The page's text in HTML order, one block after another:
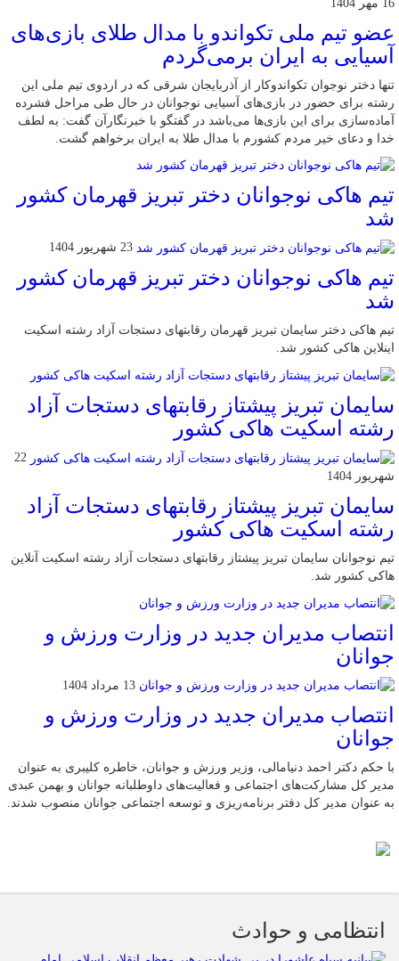
16 مهر 1404
عضو تیم ملی تکواندو با مدال طلای بازی‌های
آسیایی به ایران برمی‌گردم
تنها دختر نوجوان تکواندوکار از آذربایجان شرقی که در اردوی تیم ملی این
رشته برای حضور در بازی‌های آسیایی نوجوانان در حال طی مراحل فشرده
آماده‌سازی برای این بازی‌ها می‌باشد در گفتگو با خبرنگارآن گفت: به لطف
خدا و دعای خیر مردم کشورم با مدال طلا به ایران برخواهم گشت.
تیم هاکی نوجوانان دختر تبریز قهرمان کشور
شد
23 شهریور 1404
تیم هاکی نوجوانان دختر تبریز قهرمان کشور
شد
تیم هاکی دختر سایمان تبریز قهرمان رقابتهای دستجات آزاد رشته اسکیت
اینلاین هاکی کشور شد.
سایمان تبریز پیشتاز رقابتهای دستجات آزاد
رشته اسکیت هاکی کشور
22
شهریور 1404
سایمان تبریز پیشتاز رقابتهای دستجات آزاد
رشته اسکیت هاکی کشور
تیم نوجوانان سایمان تبریز پیشتاز رقابتهای دستجات آزاد رشته اسکیت آنلاین
هاکی کشور شد.
انتصاب مدیران جدید در وزارت ورزش و
جوانان
13 مرداد 1404
انتصاب مدیران جدید در وزارت ورزش و
جوانان
با حکم دکتر احمد دنیامالی، وزیر ورزش و جوانان، خاطره کلیبری به عنوان
مدیر کل مشارکت‌های اجتماعی و فعالیت‌های داوطلبانه جوانان و بهمن عبدی
به عنوان مدیر کل دفتر برنامه‌ریزی و توسعه اجتماعی جوانان منصوب شدند.
انتظامی و حوادث